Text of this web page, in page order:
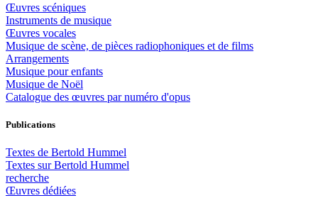
Œuvres scéniques
Instruments de musique
Œuvres vocales
Musique de scène, de pièces radiophoniques et de films
Arrangements
Musique pour enfants
Musique de Noël
Catalogue des œuvres par numéro d'opus
Publications
Textes de Bertold Hummel
Textes sur Bertold Hummel
recherche
Œuvres dédiées